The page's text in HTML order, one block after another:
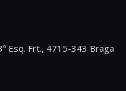
Esq. Frt., 4715-343 Braga